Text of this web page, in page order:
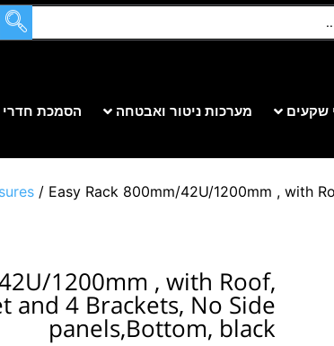
שקעים מערכות ניטור ואבטחה הסמכת
/ Easy Rack 800mm/42U/1200mm , with
1200mm , with Roof,
and 4 Brackets, No Side
panels,Bottom, black